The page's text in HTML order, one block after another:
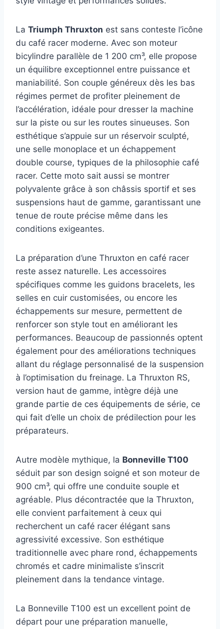
La Triumph Thruxton est sans conteste l’icône
du café racer moderne. Avec son moteur
bicylindre parallèle de 1 200 cm³, elle propose
un équilibre exceptionnel entre puissance et
maniabilité. Son couple généreux dès les bas
régimes permet de profiter pleinement de
l’accélération, idéale pour dresser la machine
sur la piste ou sur les routes sinueuses. Son
esthétique s’appuie sur un réservoir sculpté,
une selle monoplace et un échappement
double course, typiques de la philosophie café
racer. Cette moto sait aussi se montrer
polyvalente grâce à son châssis sportif et ses
suspensions haut de gamme, garantissant une
tenue de route précise même dans les
conditions exigeantes.
La préparation d’une Thruxton en café racer
reste assez naturelle. Les accessoires
spécifiques comme les guidons bracelets, les
selles en cuir customisées, ou encore les
échappements sur mesure, permettent de
renforcer son style tout en améliorant les
performances. Beaucoup de passionnés optent
également pour des améliorations techniques
allant du réglage personnalisé de la suspension
à l’optimisation du freinage. La Thruxton RS,
version haut de gamme, intègre déjà une
grande partie de ces équipements de série, ce
qui fait d’elle un choix de prédilection pour les
préparateurs.
Autre modèle mythique, la Bonneville T100
séduit par son design soigné et son moteur de
900 cm³, qui offre une conduite souple et
agréable. Plus décontractée que la Thruxton,
elle convient parfaitement à ceux qui
recherchent un café racer élégant sans
agressivité excessive. Son esthétique
traditionnelle avec phare rond, échappements
chromés et cadre minimaliste s’inscrit
pleinement dans la tendance vintage.
La Bonneville T100 est un excellent point de
départ pour une préparation manuelle,